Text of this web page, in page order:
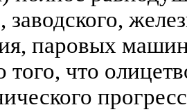
заводского,
паровых
того, что